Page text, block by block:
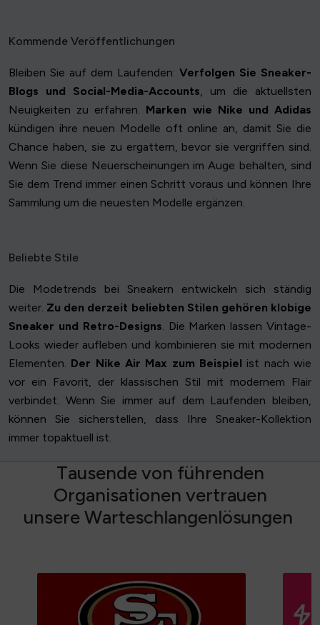
Kommende Veröffentlichungen
Bleiben Sie auf dem Laufenden: Verfolgen Sie Sneaker-
Blogs und Social-Media-Accounts , um die aktuellsten
Neuigkeiten zu erfahren. Marken wie Nike und Adidas
kündigen ihre neuen Modelle oft online an, damit Sie die
Chance haben, sie zu ergattern, bevor sie vergriffen sind.
Wenn Sie diese Neuerscheinungen im Auge behalten, sind
Sie dem Trend immer einen Schritt voraus und können Ihre
Sammlung um die neuesten Modelle ergänzen.
Beliebte Stile
Die Modetrends bei Sneakern entwickeln sich ständig
weiter. Zu den derzeit beliebten Stilen gehören klobige
Sneaker und Retro-Designs . Die Marken lassen Vintage-
Looks wieder aufleben und kombinieren sie mit modernen
Elementen. Der Nike Air Max zum Beispiel ist nach wie
vor ein Favorit, der klassischen Stil mit modernem Flair
verbindet. Wenn Sie immer auf dem Laufenden bleiben,
können Sie sicherstellen, dass Ihre Sneaker-Kollektion
immer topaktuell ist.
Tausende von führenden
Organisationen vertrauen
unsereWarteschlangenlösungen